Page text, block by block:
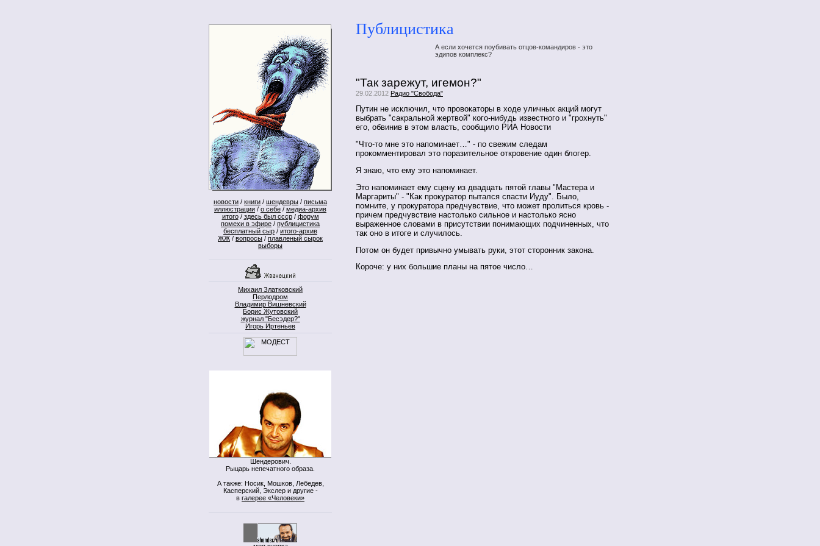
новости / книги / шендевры / письма
иллюстрации / о себе / медиа-архив
итого/ здесь был ссср/ форум
помехи в эфире / публицистика
бесплатный сыр / итого-архив
ЖЖ / вопросы / плавленый сырок
выборы
Михаил Златковский
Перлодром
Владимир Вишневский
Борис Жутовский
журнал "Бесэдер?"
Игорь Иртеньев
Шендерович.
Рыцарь непечатного образа.
А также: Носик, Мошков, Лебедев,
Касперский, Экслер и другие -
в галерее «Человеки»
Публицистика
А если хочется поубивать отцов-командиров - это
эдипов комплекс?
"Так зарежут, игемон?"
29.02.2012 Радио "Свобода"
Путин не исключил, что провокаторы в ходе уличных акций могут
выбрать "сакральной жертвой" кого-нибудь известного и "грохнуть"
его, обвинив в этом власть, сообщило РИА Новости
"Что-то мне это напоминает…" - по свежим следам
прокомментировал это поразительное откровение один блогер.
Я знаю, что ему это напоминает.
Это напоминает ему сцену из двадцать пятой главы "Мастера и
Маргариты" - "Как прокуратор пытался спасти Иуду". Было,
помните, у прокуратора предчувствие, что может пролиться кровь -
причем предчувствие настолько сильное и настолько ясно
выраженное словами в присутствии понимающих подчиненных, что
так оно в итоге и случилось.
Потом он будет привычно умывать руки, этот сторонник закона.
Короче: у них большие планы на пятое число…